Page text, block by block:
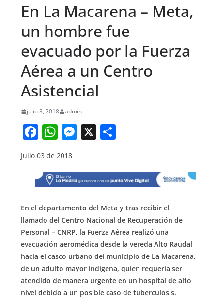
En La Macarena – Meta,
un hombre fue
evacuado por la Fuerza
Aérea a un Centro
Asistencial
julio 3, 2018 admin
F
c
e
b
o
o
k
W
at
s
A
p
p
M
e
n
g
er
X S
e
Julio 03 de 2018
En el departamento del Meta y tras recibir el
llamado del Centro Nacional de Recuperación de
Personal – CNRP, la Fuerza Aérea realizó una
evacuación aeromédica desde la vereda Alto Raudal
hacia el casco urbano del municipio de La Macarena,
de un adulto mayor indígena, quien requería ser
atendido de manera urgente en un hospital de alto
nivel debido a un posible caso de tuberculosis.